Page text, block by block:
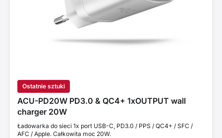
Ostatnie sztuki
ACU-PD20W PD3.0 & QC4+ 1xOUTPUT wall
charger 20W
Ładowarka do sieci 1x port USB-C, PD3.0 / PPS / QC4+ / SFC /
AFC / Apple. Całkowita moc 20W.